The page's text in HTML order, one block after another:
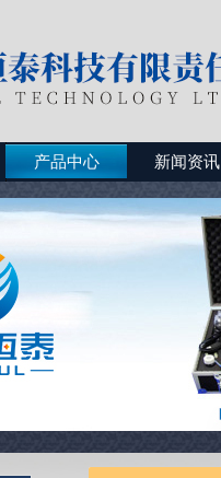
产品中心 新闻资讯